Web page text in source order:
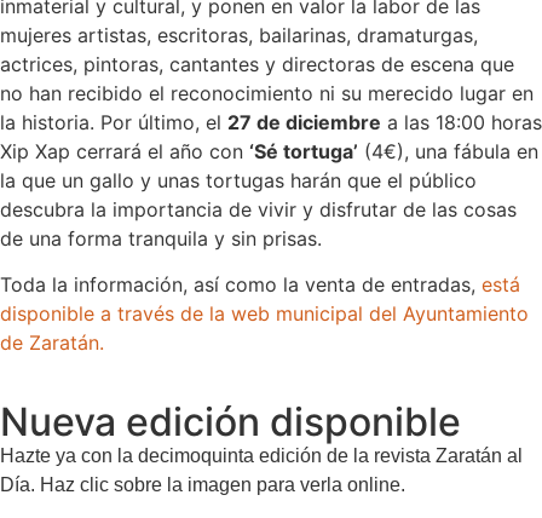
inmaterial y cultural, y ponen en valor la labor de las
mujeres artistas, escritoras, bailarinas, dramaturgas,
actrices, pintoras, cantantes y directoras de escena que
no han recibido el reconocimiento ni su merecido lugar en
la historia. Por último, el 27 de diciembre a las 18:00 horas
Xip Xap cerrará el año con ‘Sé tortuga’ (4€), una fábula en
la que un gallo y unas tortugas harán que el público
descubra la importancia de vivir y disfrutar de las cosas
de una forma tranquila y sin prisas.
Toda la información, así como la venta de entradas, está
disponible a través de la web municipal del Ayuntamiento
de Zaratán.
Nueva edición disponible
Hazte ya con la decimoquinta edición de la revista Zaratán al
Día. Haz clic sobre la imagen para verla online.